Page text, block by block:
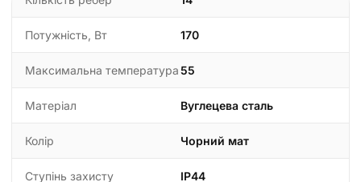
Потужність, Вт 170
Максимальна температура55
Матеріал Вуглецева сталь
Колір Чорний мат
Ступінь захисту IP44